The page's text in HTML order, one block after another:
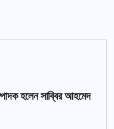
হলেন সাব্বির আহমেদ